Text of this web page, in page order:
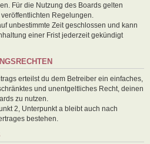
Für die Nutzung des Boards gelten
Regelungen.
unbestimmte Zeit geschlossen und kann
einer Frist jederzeit gekündigt
erteilst du dem Betreiber ein einfaches,
und unentgeltliches Recht, deinen
zu nutzen.
2, Unterpunkt a bleibt auch nach
bestehen.